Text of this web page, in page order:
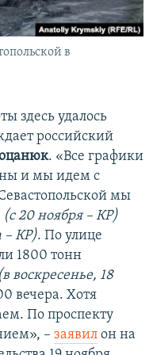
в
здесь удалось
российский
. «Все графики
и мы идем с
мы
(с 20 ноября – КР)
– КР). По улице
1800 тонн
(в воскресенье, 18
вечера. Хотя
По проспекту
– заявил он на